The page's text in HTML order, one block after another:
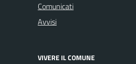
Comunicati
Avvisi
VIVERE IL COMUNE